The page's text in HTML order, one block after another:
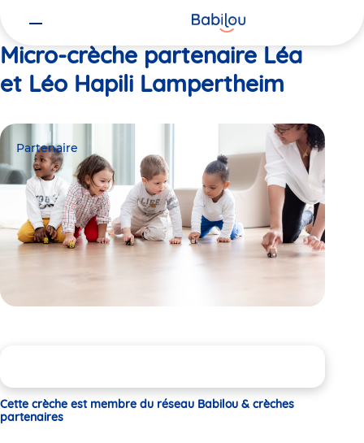
Micro-crèche partenaire Léa
et Léo Hapili Lampertheim
Partenaire
Cette crèche est membre du réseau Babilou & crèches
partenaires